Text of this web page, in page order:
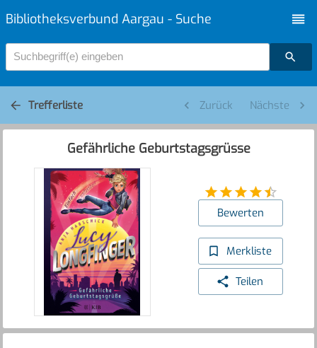
Bibliotheksverbund Aargau - Suche
Suchbegriff(e) eingeben
Trefferliste Zurück Nächste
Gefährliche Geburtstagsgrüsse
Bewerten
Merkliste
Teilen